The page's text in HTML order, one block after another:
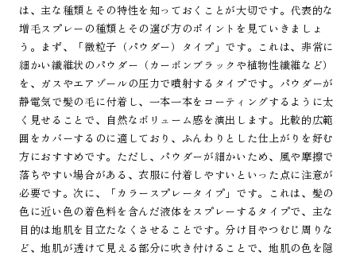
は、主な種類とその特性を知っておくことが大切です。代表的な
増毛スプレーの種類とその選び方のポイントを見ていきましょ
う。まず、「微粒子（パウダー）タイプ」です。これは、非常に
細かい繊維状のパウダー（カーボンブラックや植物性繊維など）
を、ガスやエアゾールの圧力で噴射するタイプです。パウダーが
静電気で髪の毛に付着し、一本一本をコーティングするように太
く見せることで、自然なボリューム感を演出します。比較的広範
囲をカバーするのに適しており、ふんわりとした仕上がりを好む
方におすすめです。ただし、パウダーが細かいため、風や摩擦で
落ちやすい場合がある、衣服に付着しやすいといった点に注意が
必要です。次に、「カラースプレータイプ」です。これは、髪の
色に近い色の着色料を含んだ液体をスプレーするタイプで、主な
目的は地肌を目立たなくさせることです。分け目やつむじ周りな
ど、地肌が透けて見える部分に吹き付けることで、地肌の色を隠